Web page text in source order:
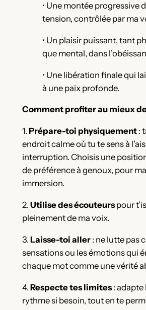
• Une montée progressive
tension, contrôlée par ma
• Un plaisir puissant, tant
que mental, dans
• Une libération finale qui
à une paix profonde.
Comment profiter au mieux
1. Prépare-toi physiquement:
endroit calme où tu te sens à
interruption. Choisis une
de préférence à genoux, pour
immersion.
2. Utilise des écouteurspour
pleinement de ma voix.
3. Laisse-toi aller: ne lutte pas
sensations ou les émotions qui
chaque mot comme une vérité
4. Respecte tes limites: adapte
rythme si besoin, tout en te